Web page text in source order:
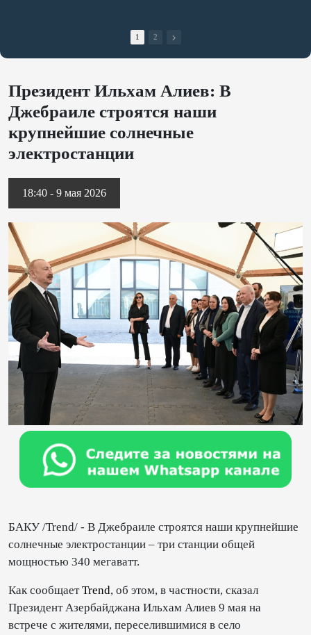
1 2
Президент Ильхам Алиев: В
Джебраиле строятся наши
крупнейшие солнечные
электростанции
18:40 - 9 мая 2026
БАКУ /Trend/ - В Джебраиле строятся наши крупнейшие
солнечные электростанции – три станции общей
мощностью 340 мегаватт.
Как сообщаетTrend, об этом, в частности, сказал
Президент Азербайджана Ильхам Алиев 9 мая на
встрече с жителями, переселившимися в село